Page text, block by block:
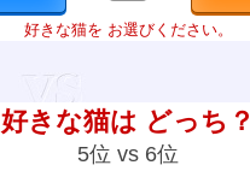
好きな猫を お選びください。
好きな猫は どっち？
5位 vs 6位